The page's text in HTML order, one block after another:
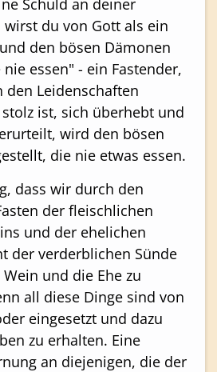
Schuld an deiner
wirst du von Gott als ein
den bösen Dämonen
essen" - ein Fastender,
den Leidenschaften
ist, sich überhebt und
wird den bösen
die nie etwas essen.
dass wir durch den
der fleischlichen
und der ehelichen
der verderblichen Sünde
und die Ehe zu
all diese Dinge sind von
eingesetzt und dazu
zu erhalten. Eine
an diejenigen, die der